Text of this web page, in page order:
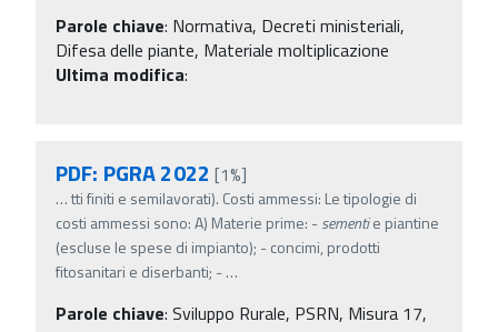
Parole chiave: Normativa, Decreti ministeriali,
Difesa delle piante, Materiale moltiplicazione
Ultima modifica:
PDF: PGRA 2022 [1%]
…tti finiti e semilavorati). Costi ammessi: Le tipologie di
costi ammessi sono: A) Materie prime: -sementie piantine
(escluse le spese di impianto); - concimi, prodotti
fitosanitari e diserbanti; -…
Parole chiave: Sviluppo Rurale, PSRN, Misura 17,